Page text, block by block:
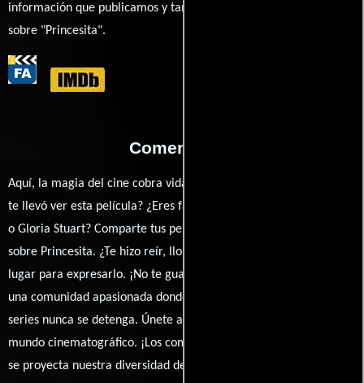
información que publicamos y también ampliar tu conocimiento
sobre "Princesita".
Comentarios
Aquí, la magia del cine cobra vida a través de tus opiniones. ¿Qué
te llevó ver esta película? ¿Eres fan de George Stevens, John Beal
o Gloria Stuart? Comparte tus pensamientos, emociones y críticas
sobre Princesita. ¿Te hizo reír, llorar o reflexionar? Este es el
lugar para expresarlo. ¡No te guardes nada! Queremos construir
una comunidad apasionada donde la conversación sobre cine y
series nunca se detenga. Únete a la charla y déjanos conocer tu
mundo cinematográfico. ¡Los comentarios son la pantalla donde
se proyecta nuestra diversidad de opiniones!